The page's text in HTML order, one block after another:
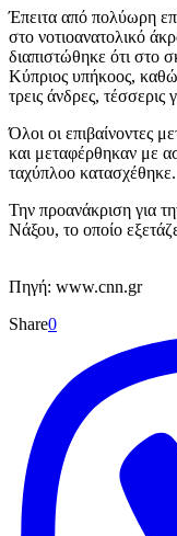
Έπειτα από πολύωρη
στο νοτιοανατολικό
διαπιστώθηκε ότι στο
Κύπριος υπήκοος,
τρεις άνδρες, τέσσερις
Όλοι οι επιβαίνοντες
και μεταφέρθηκαν με
ταχύπλοο κατασχέθηκε.
Την προανάκριση για
Νάξου, το οποίο
Πηγή: www.cnn.gr
Share0